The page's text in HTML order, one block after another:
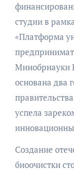
студии в
«Платформа
Минобрнауки
основана два
успела
Создание
биоочистки